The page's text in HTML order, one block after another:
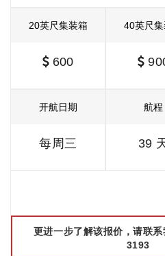
20英尺集装箱
600
40英尺
开航日期
每周三
航程
39
更进一步了解该报价，请联
3193